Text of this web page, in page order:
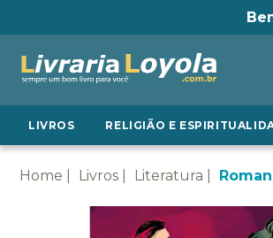
LIVROS RELIGIÃO E
Home Livros Literatura